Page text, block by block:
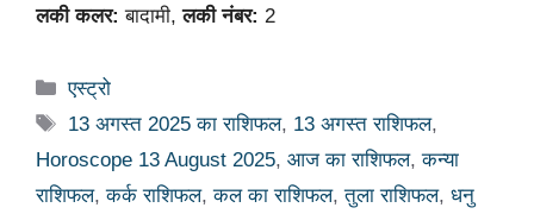
लकी कलर: बादामी,लकी नंबर: 2
Categories
एस्ट्रो
Tags
13 अगस्त 2025 का राशिफल, 13 अगस्त राशिफल,
Horoscope 13 August 2025, आज का राशिफल,कन्या
राशिफल,कर्क राशिफल,कल का राशिफल,तुला राशिफल, धनु